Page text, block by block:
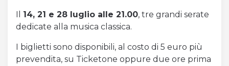
14, 21 e 28 luglio alle 21.00, tre grandi serate
dedicate alla musica classica.
I biglietti sono disponibili, al costo di 5 euro più
prevendita, su Ticketone oppure due ore prima